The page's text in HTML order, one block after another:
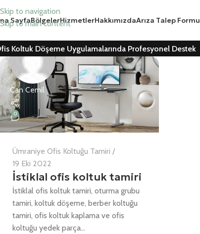
Skip to navigation
Skip to main content
SayfaBölgelerHizmetlerHakkımızdaArıza Talep Formu
Koltuk Döşeme Uygulamalarında Profesyonel Destek
Can Cemil
0
Ümraniye Ofis Koltuğu Tamiri
19 Eki 2022
İstiklal ofis koltuk tamiri
İstiklal ofis koltuk tamiri, oturma grubu
tamiri, koltuk döşeme, berber koltuğu
tamiri, ofis koltuk kaplama ve ofis
koltuğu yedek parça...